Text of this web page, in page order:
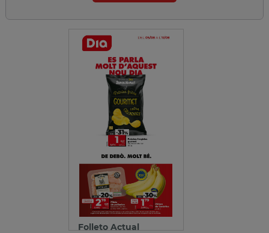
Folleto Actual